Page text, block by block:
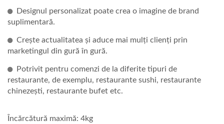
Designul personalizat poate crea o imagine de brand
suplimentară.
Crește actualitatea și aduce mai mulți clienți prin
marketingul din gură în gură.
Potrivit pentru comenzi de la diferite tipuri de
restaurante, de exemplu, restaurante sushi, restaurante
chinezești, restaurante bufet etc.
Încărcătură maximă: 4kg